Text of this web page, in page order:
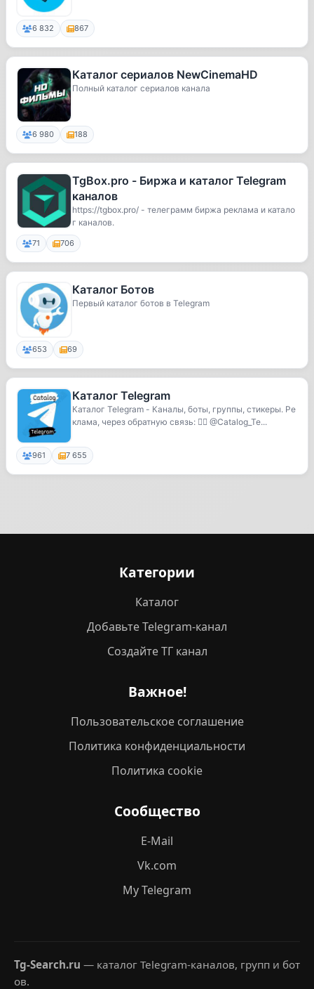
6 832 867
Каталог сериалов NewCinemaHD
Полный каталог сериалов канала
6 980 188
TgBox.pro - Биржа и каталог Telegram
каналов
https://tgbox.pro/ - телеграмм биржа реклама и катало
г каналов.
71 706
Каталог Ботов
Первый каталог ботов в Telegram
653 69
Каталог Telegram
Каталог Telegram - Каналы, боты, группы, стикеры. Ре
клама, через обратную связь: 💁‍♂️ @Catalog_Te...
961 7 655
Категории
Каталог
Добавьте Telegram-канал
Создайте ТГ канал
Важное!
Пользовательское соглашение
Политика конфиденциальности
Политика cookie
Сообщество
E-Mail
Vk.com
My Telegram
Tg-Search.ru — каталог Telegram-каналов, групп и бот
ов.